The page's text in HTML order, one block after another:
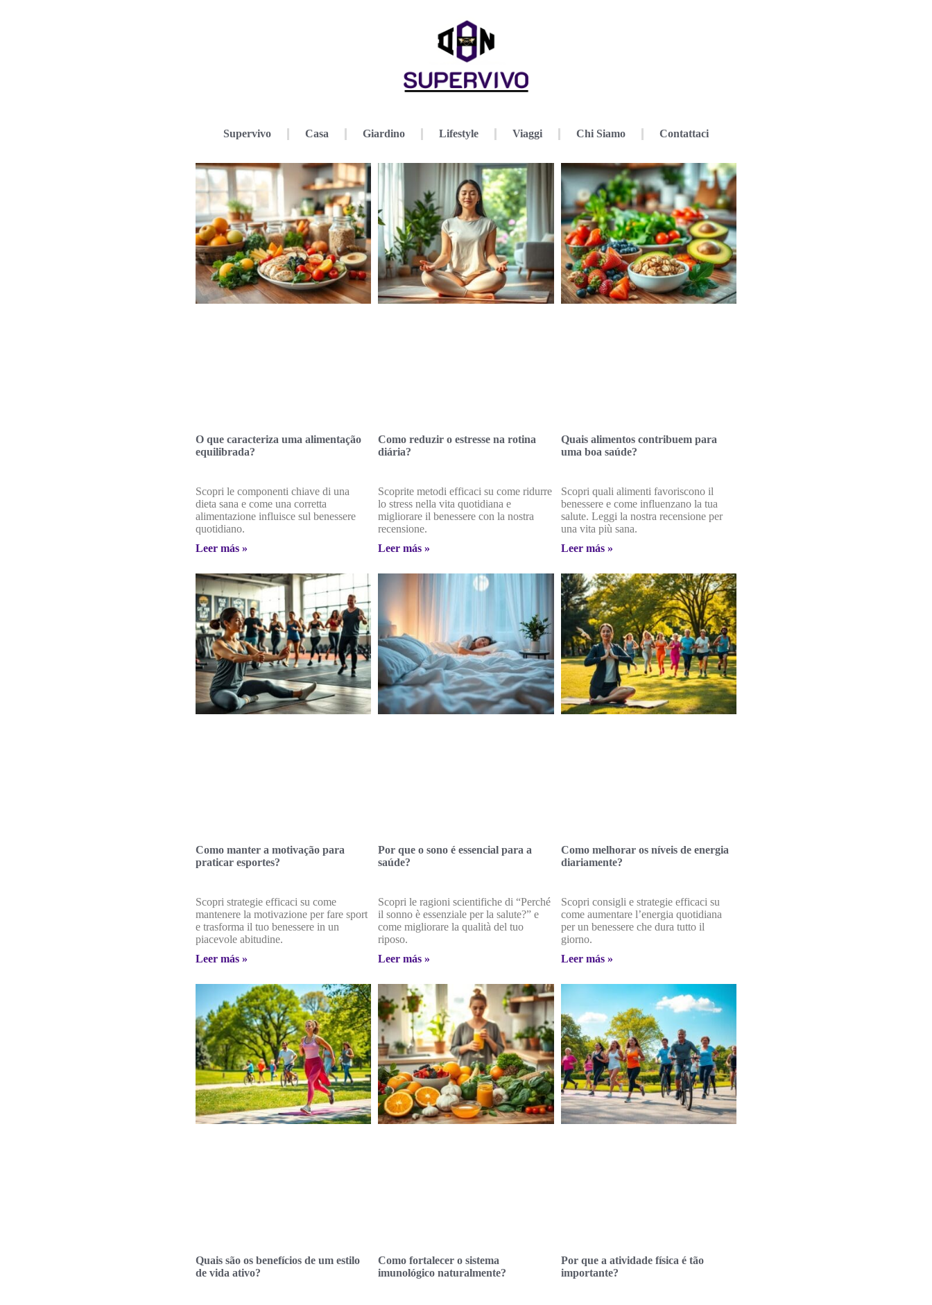
Supervivo Casa Giardino Lifestyle Viaggi Chi Siamo Contattaci
O que caracteriza uma alimentação
equilibrada?
Scopri le componenti chiave di una
dieta sana e come una corretta
alimentazione influisce sul benessere
quotidiano.
Leer más »
Como reduzir o estresse na rotina
diária?
Scoprite metodi efficaci su come ridurre
lo stress nella vita quotidiana e
migliorare il benessere con la nostra
recensione.
Leer más »
Quais alimentos contribuem para
uma boa saúde?
Scopri quali alimenti favoriscono il
benessere e come influenzano la tua
salute. Leggi la nostra recensione per
una vita più sana.
Leer más »
Como manter a motivação para
praticar esportes?
Scopri strategie efficaci su come
mantenere la motivazione per fare sport
e trasforma il tuo benessere in un
piacevole abitudine.
Leer más »
Por que o sono é essencial para a
saúde?
Scopri le ragioni scientifiche di “Perché
il sonno è essenziale per la salute?” e
come migliorare la qualità del tuo
riposo.
Leer más »
Como melhorar os níveis de energia
diariamente?
Scopri consigli e strategie efficaci su
come aumentare l’energia quotidiana
per un benessere che dura tutto il
giorno.
Leer más »
Quais são os benefícios de um estilo
de vida ativo?
Como fortalecer o sistema
imunológico naturalmente?
Por que a atividade física é tão
importante?